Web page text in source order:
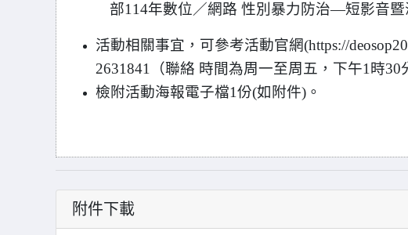
部114年數位／網路 性別暴力防治—短影音
活動相關事宜，可參考活動官網(https://
2631841（聯絡 時間為周一至周五，下午1時30
檢附活動海報電子檔1份(如附件)。
附件下載